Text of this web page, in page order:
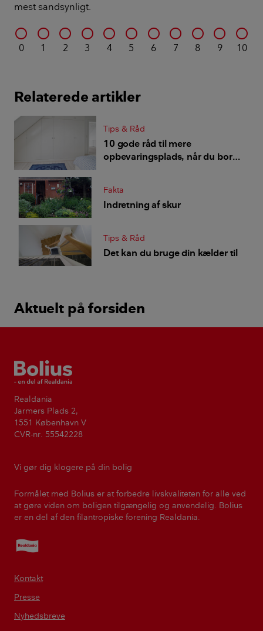
mest sandsynligt.
0 1 2 3 4 5 6 7 8 9 10
Relaterede artikler
Tips & Råd
10 gode råd til mere
opbevaringsplads, når du bor
Fakta
Indretning af skur
Tips & Råd
Det kan du bruge din kælder til
Aktuelt på forsiden
Bolius
Realdania
Jarmers Plads 2,
1551 København V
CVR-nr. 55542228
Vi gør dig klogere på din bolig
Formålet med Bolius er at forbedre livskvaliteten for alle ved
at gøre viden om boligen tilgængelig og anvendelig. Bolius
er en del af den filantropiske forening Realdania.
Realdania
Kontakt
Presse
Nyhedsbreve